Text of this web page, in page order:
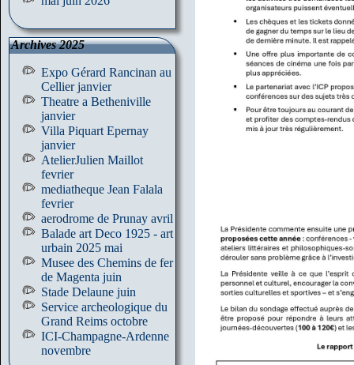
Archives 2025
Expo Gérard Rancinan au
Cellier janvier
Theatre a Betheniville
janvier
Villa Piquart Epernay
janvier
AtelierJulien Maillot
fevrier
mediatheque Jean Falala
fevrier
aerodrome de Prunay avril
Balade art Deco 1925 - art
urbain 2025 mai
Musee des Chemins de fer
de Magenta juin
Stade Delaune juin
Service archeologique du
Grand Reims octobre
ICI-Champagne-Ardenne
novembre